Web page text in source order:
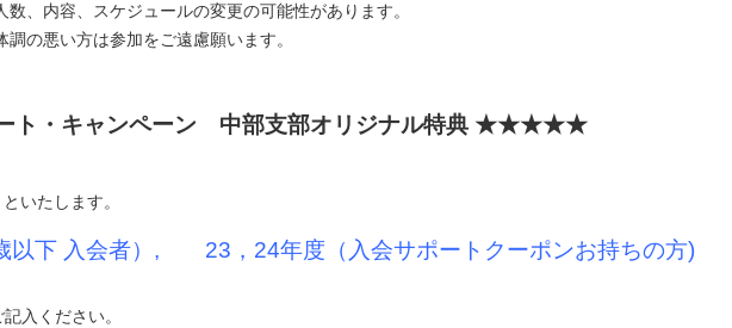
数、内容、スケジュールの変更の可能性があります。
調の悪い方は参加をご遠慮願います。
・キャンペーン 中部支部オリジナル特典 ★★★★★
といたします。
以下 入会者）, 23，24年度（入会サポートクーポンお持ちの方)
入ください。